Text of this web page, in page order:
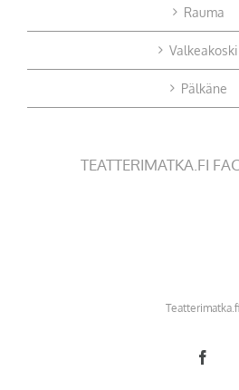
Rauma
Valkeakoski
Pälkäne
TEATTERIMATKA.FI
Teatterimatka.fi